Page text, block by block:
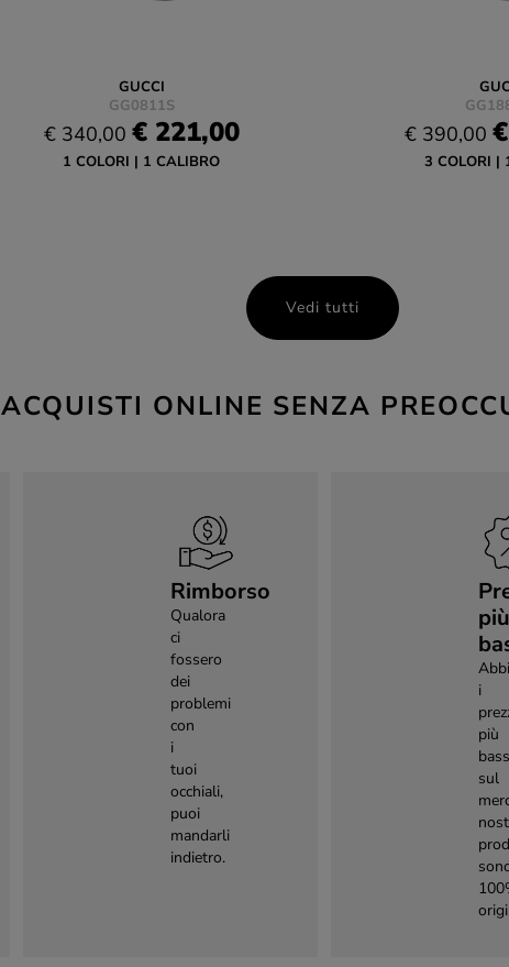
GUCCI
GG0811S
€ 340,00 € 221,00
1 COLORI 1 CALIBRO
€ 390,00
3 COLORI
Vedi tutti
ACQUISTI ONLINE SENZA
Rimborso
Qualora
ci
fossero
dei
problemi
con
i
tuoi
occhiali,
puoi
mandarli
indietro.
più
i
più
sul